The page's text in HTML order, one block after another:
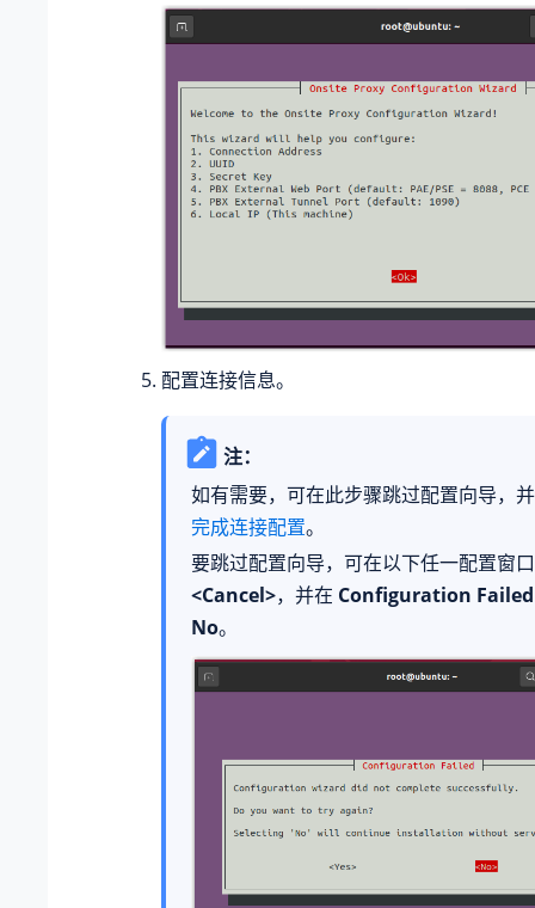
配置连接信息。
注：
如有需要，可在此步骤跳过配置向导，
完成连接配置。
要跳过配置向导，可在以下任一配置窗
<Cancel>，并在 Configuration Failed
No。